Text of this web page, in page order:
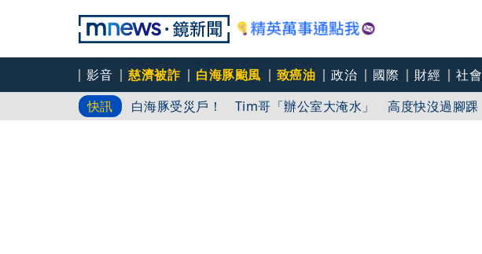
影音 慈濟被詐 白海豚颱風 致癌油 政治 國際 財經 社會
快訊
白海豚受災戶！ Tim哥「辦公室大淹水」 高度快沒過腳踝
漢光演習進桃園煉油廠 模擬化學污染軍民協力清消